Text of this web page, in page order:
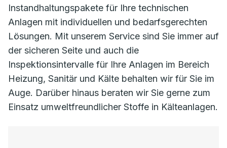
Instandhaltungspakete für Ihre technischen
Anlagen mit individuellen und bedarfsgerechten
Lösungen. Mit unserem Service sind Sie immer auf
der sicheren Seite und auch die
Inspektionsintervalle für Ihre Anlagen im Bereich
Heizung, Sanitär und Kälte behalten wir für Sie im
Auge. Darüber hinaus beraten wir Sie gerne zum
Einsatz umweltfreundlicher Stoffe in Kälteanlagen.